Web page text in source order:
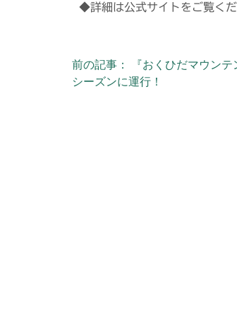
◆詳細は公式サイトをご覧くだ
前の記事： 『おくひだマウンテ
シーズンに運行！